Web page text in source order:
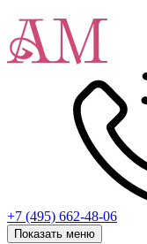
+7 (495) 662-48-06
Показать меню